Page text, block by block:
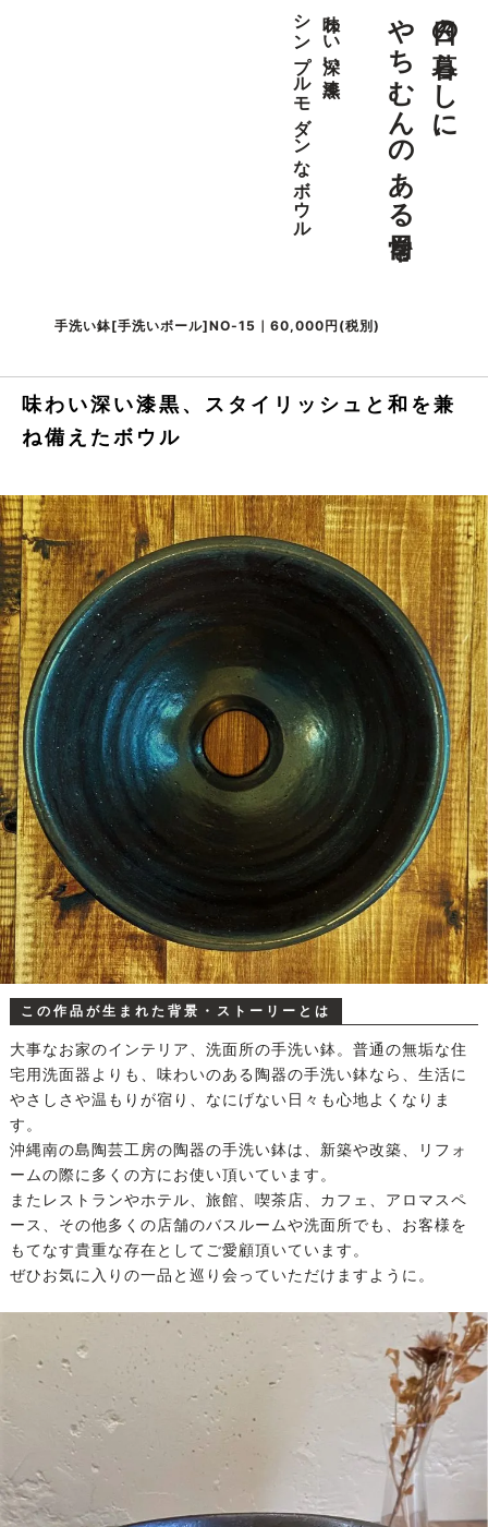
日々の暮らしに、
やちむんのある日常を
味わい深い漆黒
シンプルモダンなボウル
手洗い鉢[手洗いボール]NO-15｜60,000円(税別)
味わい深い漆黒、スタイリッシュと和を兼
ね備えたボウル
この作品が生まれた背景・ストーリーとは
大事なお家のインテリア、洗面所の手洗い鉢。普通の無垢な住
宅用洗面器よりも、味わいのある陶器の手洗い鉢なら、生活に
やさしさや温もりが宿り、なにげない日々も心地よくなりま
す。
沖縄南の島陶芸工房の陶器の手洗い鉢は、新築や改築、リフォ
ームの際に多くの方にお使い頂いています。
またレストランやホテル、旅館、喫茶店、カフェ、アロマスペ
ース、その他多くの店舗のバスルームや洗面所でも、お客様を
もてなす貴重な存在としてご愛顧頂いています。
ぜひお気に入りの一品と巡り会っていただけますように。